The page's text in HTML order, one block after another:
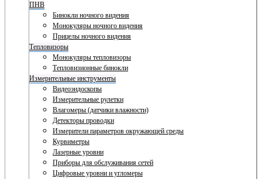
ПНВ
Бинокли ночного видения
Монокуляры ночного видения
Прицелы ночного видения
Тепловизоры
Монокуляры тепловизоры
Тепловизионные бинокли
Измерительные инструменты
Видеоэндоскопы
Измерительные рулетки
Влагомеры (датчики влажности)
Детекторы проводки
Измерители параметров окружающей среды
Курвиметры
Лазерные уровни
Приборы для обслуживания сетей
Цифровые уровни и угломеры